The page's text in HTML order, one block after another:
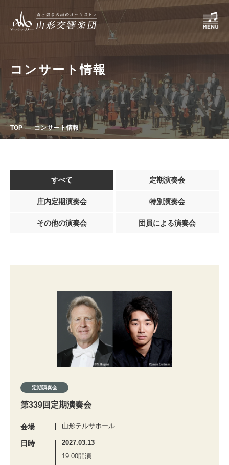
コンサート情報
TOP コンサート情報
すべて 定期演奏会
庄内定期演奏会 特別演奏会
その他の演奏会 団員による演奏会
定期演奏会
第339回定期演奏会
会場 山形テルサホール
日時
2027.03.13
19:00開演